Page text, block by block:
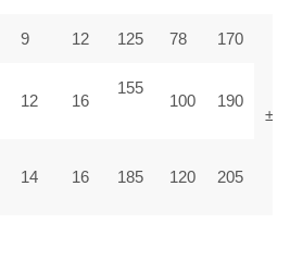
9 12 125 78 170
12 16
155
100 190
14 16 185 120 205